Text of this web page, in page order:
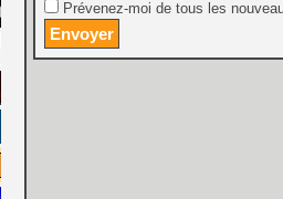
Prévenez-moi de tous les